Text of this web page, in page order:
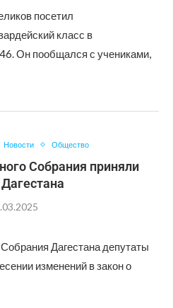
посетил
класс в
Он пообщался с учениками,
Новости Общество
Собрания приняли
Дагестана депутаты
изменений в закон о